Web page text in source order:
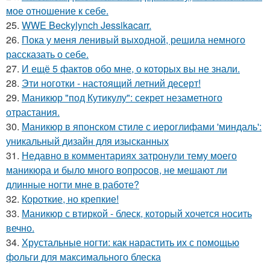
мое отношение к себе.
25. WWE Beckylynch Jessikacarr.
26. Пока у меня ленивый выходной, решила немного
рассказать о себе.
27. И ещё 5 фактов обо мне, о которых вы не знали.
28. Эти ноготки - настоящий летний десерт!
29. Маникюр "под Кутикулу": секрет незаметного
отрастания.
30. Маникюр в японском стиле с иероглифами 'миндаль':
уникальный дизайн для изысканных
31. Недавно в комментариях затронули тему моего
маникюра и было много вопросов, не мешают ли
длинные ногти мне в работе?
32. Короткие, но крепкие!
33. Маникюр с втиркой - блеск, который хочется носить
вечно.
34. Хрустальные ногти: как нарастить их с помощью
фольги для максимального блеска